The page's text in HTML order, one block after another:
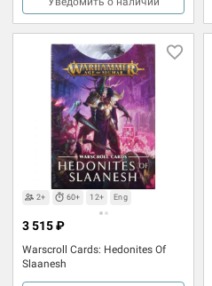
2+ 60+ 12+ Eng
Warscroll Cards: Hedonites Of
Slaanesh
3 515 ₽